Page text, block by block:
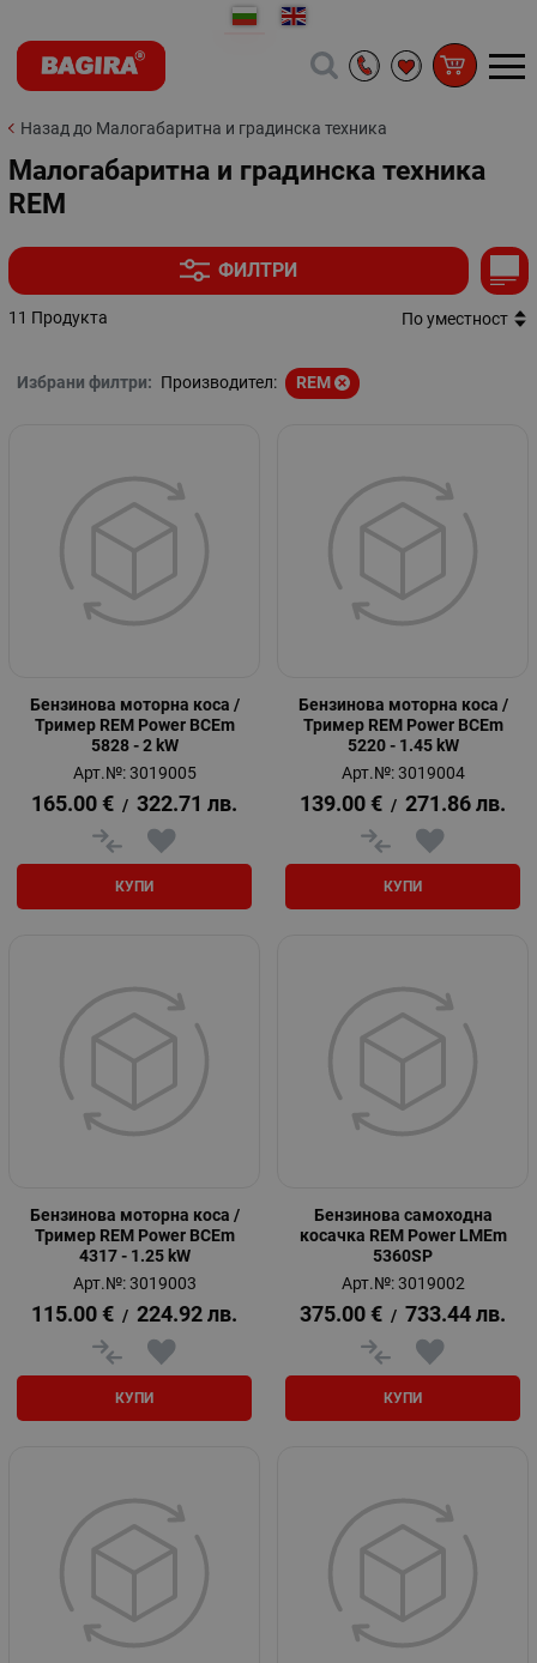
Назад до Малогабаритна и градинска техника
Малогабаритна и градинска техника
REM
ФИЛТРИ
11 Продукта По уместност
Избрани филтри: Производител: REM
Бензинова моторна коса /
Тример REM Power BCEm
5828 - 2 kW
Арт.№: 3019005
165.00 € / 322.71 лв.
КУПИ
Бензинова моторна коса /
Тример REM Power BCEm
5220 - 1.45 kW
Арт.№: 3019004
139.00 € / 271.86 лв.
КУПИ
Бензинова моторна коса /
Тример REM Power BCEm
4317 - 1.25 kW
Арт.№: 3019003
115.00 € / 224.92 лв.
КУПИ
Бензинова самоходна
косачка REM Power LMEm
5360SP
Арт.№: 3019002
375.00 € / 733.44 лв.
КУПИ